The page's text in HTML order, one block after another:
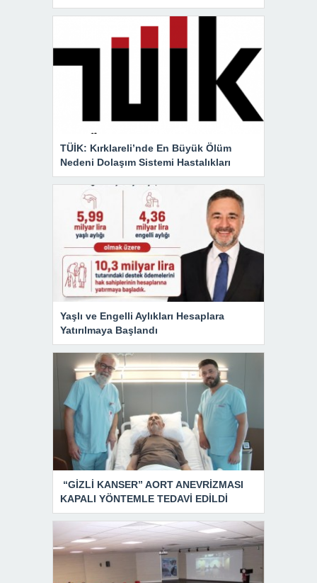
TÜİK: Kırklareli’nde En Büyük Ölüm
Nedeni Dolaşım Sistemi Hastalıkları
Yaşlı ve Engelli Aylıkları Hesaplara
Yatırılmaya Başlandı
“GİZLİ KANSER” AORT ANEVRİZMASI
KAPALI YÖNTEMLE TEDAVİ EDİLDİ